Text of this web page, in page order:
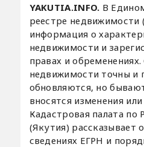
YAKUTIA.INFO. В
реестре недвижимости
информация о
недвижимости и
правах и
недвижимости точны и
обновляются, но
вносятся изменения
Кадастровая палата по
(Якутия) рассказывает
сведениях ЕГРН и